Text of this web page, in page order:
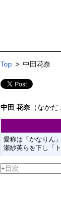
Top > 中田花奈
中田 花奈（なかだ
愛称は「かなりん
瀬紗英らを下し「
+目次